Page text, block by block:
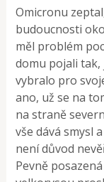
Omicronu
budoucnosti
měl problém
domu pojali
vybralo pro
ano, už se na
na straně
vše dává smysl
není důvod
Pevně